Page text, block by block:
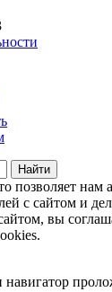
Найти
позволяет нам
с сайтом и
вы
навигатор